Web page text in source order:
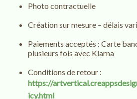
Photo contractuelle
Création sur mesure – délais
Paiements acceptés : Carte
plusieurs fois avec Klarna
Conditions de retour :
https://
icy.html